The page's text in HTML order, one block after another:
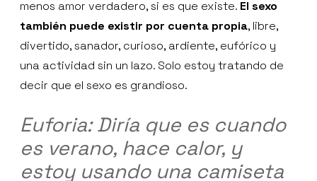
menos amor verdadero, si es que existe. El sexo
también puede existir por cuenta propia, libre,
divertido, sanador, curioso, ardiente, eufórico y
una actividad sin un lazo. Solo estoy tratando de
decir que el sexo es grandioso.
Euforia: Diría que es cuando
es verano, hace calor, y
estoy usando una camiseta